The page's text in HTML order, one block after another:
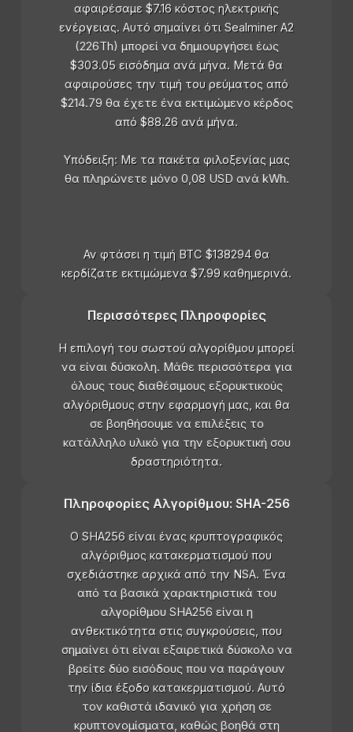
αφαιρέσαμε $7.16 κόστος ηλεκτρικής
ενέργειας. Αυτό σημαίνει ότι Sealminer A2
(226Th) μπορεί να δημιουργήσει έως
$303.05 εισόδημα ανά μήνα. Μετά θα
αφαιρούσες την τιμή του ρεύματος από
$214.79 θα έχετε ένα εκτιμώμενο κέρδος
από $88.26 ανά μήνα.
Υπόδειξη: Με τα πακέτα φιλοξενίας μας
θα πληρώνετε μόνο 0,08 USD ανά kWh.
Αν φτάσει η τιμή BTC $138294 θα
κερδίζατε εκτιμώμενα $7.99 καθημερινά.
Περισσότερες Πληροφορίες
Η επιλογή του σωστού αλγορίθμου μπορεί
να είναι δύσκολη. Μάθε περισσότερα για
όλους τους διαθέσιμους εξορυκτικούς
αλγόριθμους στην εφαρμογή μας, και θα
σε βοηθήσουμε να επιλέξεις το
κατάλληλο υλικό για την εξορυκτική σου
δραστηριότητα.
Πληροφορίες Αλγορίθμου: SHA-256
Ο SHA256 είναι ένας κρυπτογραφικός
αλγόριθμος κατακερματισμού που
σχεδιάστηκε αρχικά από την NSA. Ένα
από τα βασικά χαρακτηριστικά του
αλγορίθμου SHA256 είναι η
ανθεκτικότητα στις συγκρούσεις, που
σημαίνει ότι είναι εξαιρετικά δύσκολο να
βρείτε δύο εισόδους που να παράγουν
την ίδια έξοδο κατακερματισμού. Αυτό
τον καθιστά ιδανικό για χρήση σε
κρυπτονομίσματα, καθώς βοηθά στη